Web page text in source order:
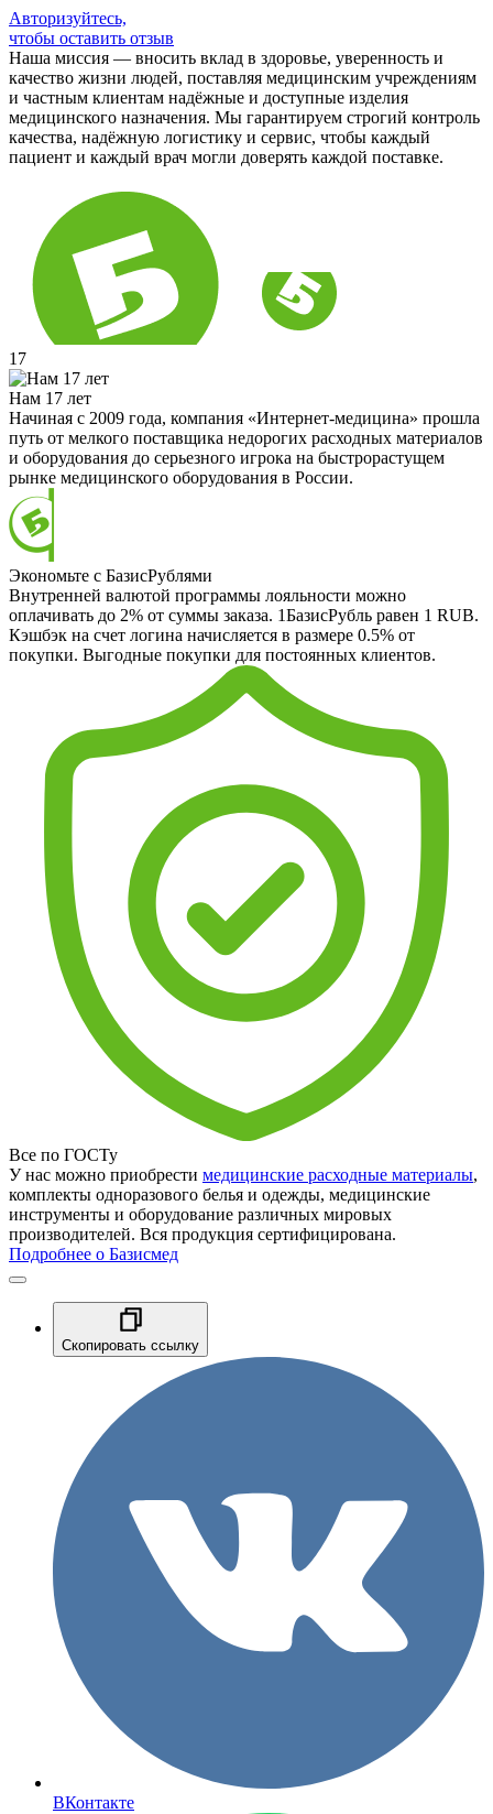
Авторизуйтесь,
чтобы оставить отзыв
Наша миссия — вносить вклад в здоровье, уверенность и
качество жизни людей, поставляя медицинским учреждениям
и частным клиентам надёжные и доступные изделия
медицинского назначения. Мы гарантируем строгий контроль
качества, надёжную логистику и сервис, чтобы каждый
пациент и каждый врач могли доверять каждой поставке.
17
Нам 17 лет
Начиная с 2009 года, компания «Интернет-медицина» прошла
путь от мелкого поставщика недорогих расходных материалов
и оборудования до серьезного игрока на быстрорастущем
рынке медицинского оборудования в России.
Экономьте с БазисРублями
Внутренней валютой программы лояльности можно
оплачивать до 2% от суммы заказа. 1БазисРубль равен 1 RUB.
Кэшбэк на счет логина начисляется в размере 0.5% от
покупки. Выгодные покупки для постоянных клиентов.
Все по ГОСТу
У нас можно приобрести медицинские расходные материалы,
комплекты одноразового белья и одежды, медицинские
инструменты и оборудование различных мировых
производителей. Вся продукция сертифицирована.
Подробнее о Базисмед
Скопировать ссылку
ВКонтакте